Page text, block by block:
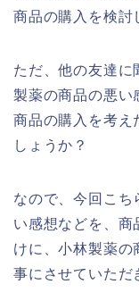
商品の購入を検討
ただ、他の友達に
製薬の商品の悪い
商品の購入を考え
しょうか？
なので、今回こち
い感想などを、商
けに、小林製薬の
事にさせていただ